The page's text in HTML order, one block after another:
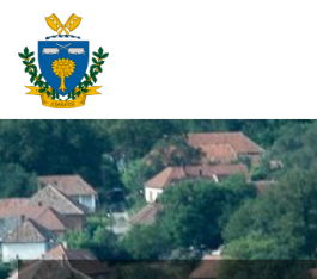
content